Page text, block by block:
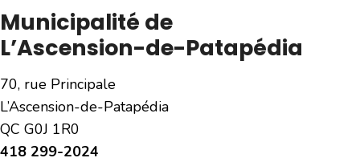
Municipalité de
L’Ascension-de-Patapédia
70, rue Principale
L’Ascension-de-Patapédia
QC G0J 1R0
418 299-2024